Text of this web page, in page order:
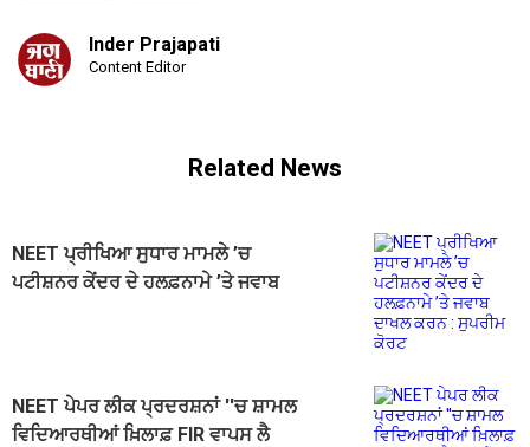
Inder Prajapati
Content Editor
Related News
NEET ਪ੍ਰੀਖਿਆ ਸੁਧਾਰ ਮਾਮਲੇ ’ਚ
ਪਟੀਸ਼ਨਰ ਕੇਂਦਰ ਦੇ ਹਲਫ਼ਨਾਮੇ ’ਤੇ ਜਵਾਬ
NEET ਪੇਪਰ ਲੀਕ ਪ੍ਰਦਰਸ਼ਨਾਂ ''ਚ ਸ਼ਾਮਲ
ਵਿਦਿਆਰਥੀਆਂ ਖ਼ਿਲਾਫ਼ FIR ਵਾਪਸ ਲੈ